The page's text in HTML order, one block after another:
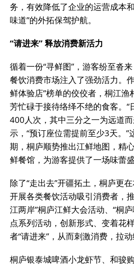
务，有效降低了企业的运营成本
味道”的外拓保驾护航。
“请进来” 释放消费新活力
循着一份“寻鲜图”，游客纷至沓
餐饮消费市场注入了强劲活力。
鲜体验店”榜单的佼佼者，桐江渔
芳忙碌于接待络绎不绝的食客。“
400人次，其中三分之一为远道
示，“预订座位需提前至少3天。”
期，桐庐顺势推出江鲜地图，精
鲜餐馆，为游客提供了一场味蕾盛
除了“走出去”开疆拓土，桐庐更
开展各类餐饮活动吸引消费者，
江两岸”桐庐江鲜大会活动、“桐
点系列活动，创新形式、变着花
者“请进来”，从而刺激消费，拉动
桐庐银泰城啤酒小龙虾节、和骏